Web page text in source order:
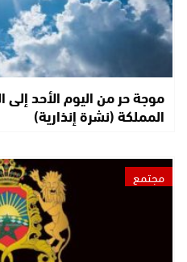
موجة حر من اليوم الأحد إلى
المملكة (نشرة إنذارية)
مجتمع